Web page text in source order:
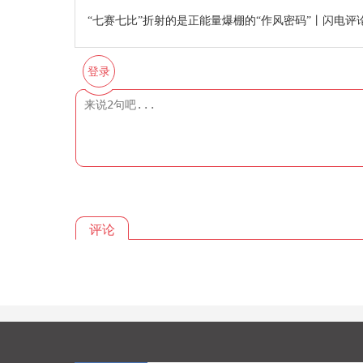
“七赛七比”折射的是正能量爆棚的“作风密码”丨闪电评
登录
评论